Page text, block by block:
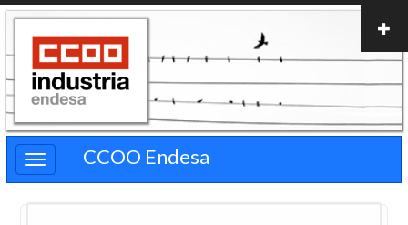
Pasar
contenido
principal
CCOO Endesa